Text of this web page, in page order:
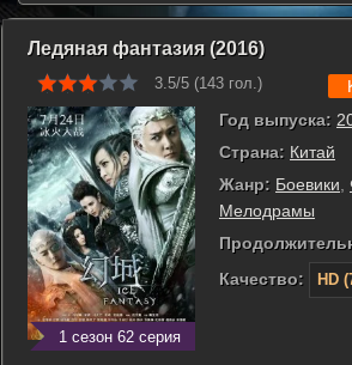
Ледяная фантазия (2016)
3.5/5 (143 гол.)
1 сезон 62 серия
Год выпуска:
Страна: Китай
Жанр: Боевики
Мелодрамы
Качество:
HD